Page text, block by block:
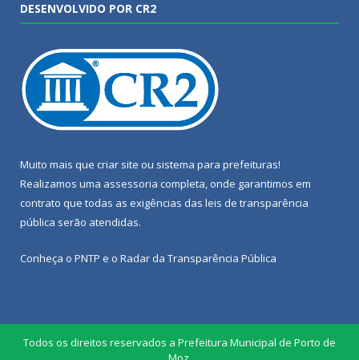
DESENVOLVIDO POR CR2
Muito mais que criar site ou sistema para prefeituras!
Realizamos uma assessoria completa, onde garantimos em
contrato que todas as exigências das leis de transparência
pública serão atendidas.
Conheça o PNTP e o Radar da Transparência Pública
Todos os direitos reservados a Prefeitura Municipal de Porto de